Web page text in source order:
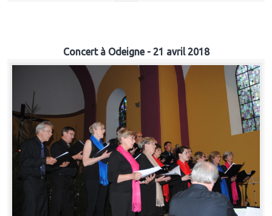
Concert à Odeigne - 21 avril 2018